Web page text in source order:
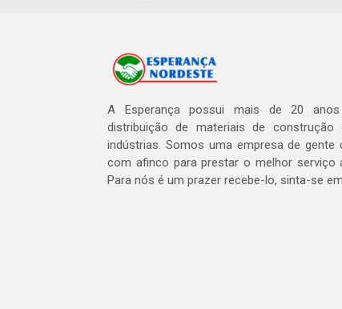
A Esperança possui mais de 20
distribuição de materiais de construção
indústrias. Somos uma empresa de gente
com afinco para prestar o melhor serviço
Para nós é um prazer recebe-lo, sinta-se